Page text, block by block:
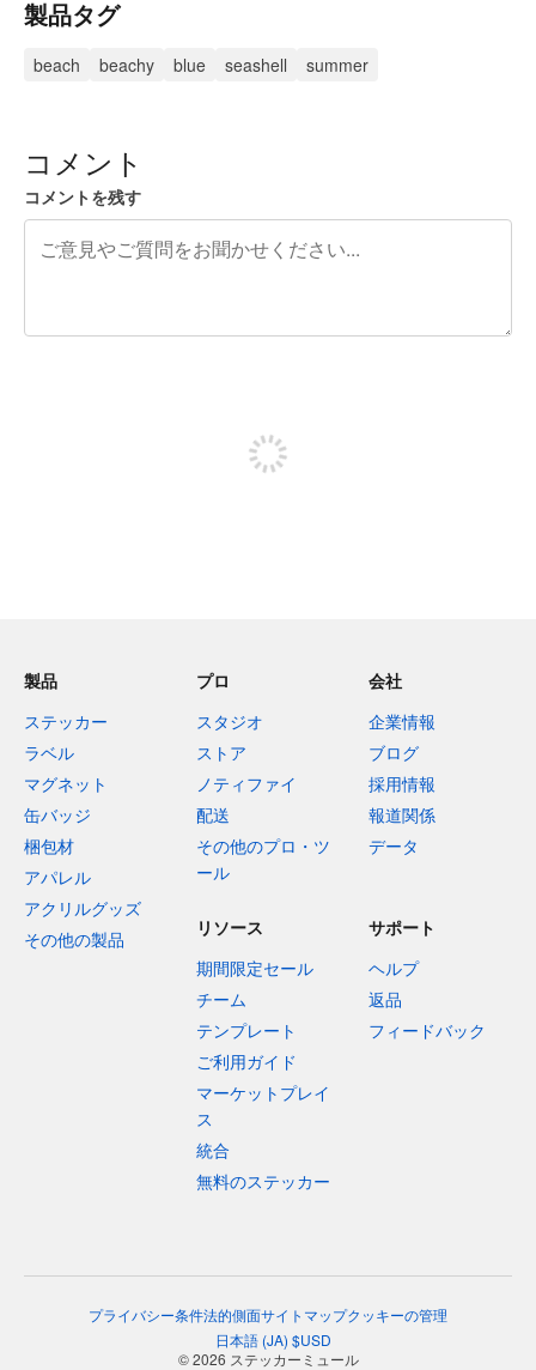
製品タグ
beach beachy blue seashell summer
コメント
コメントを残す
製品
ステッカー
ラベル
マグネット
缶バッジ
梱包材
アパレル
アクリルグッズ
その他の製品
プロ
スタジオ
ストア
ノティファイ
配送
その他のプロ・ツ
ール
会社
企業情報
ブログ
採用情報
報道関係
データ
リソース
期間限定セール
チーム
テンプレート
ご利用ガイド
マーケットプレイ
ス
統合
無料のステッカー
サポート
ヘルプ
返品
フィードバック
プライバシー条件法的側面サイトマップクッキーの管理
日本語(JA) $USD
© 2026 ステッカーミュール